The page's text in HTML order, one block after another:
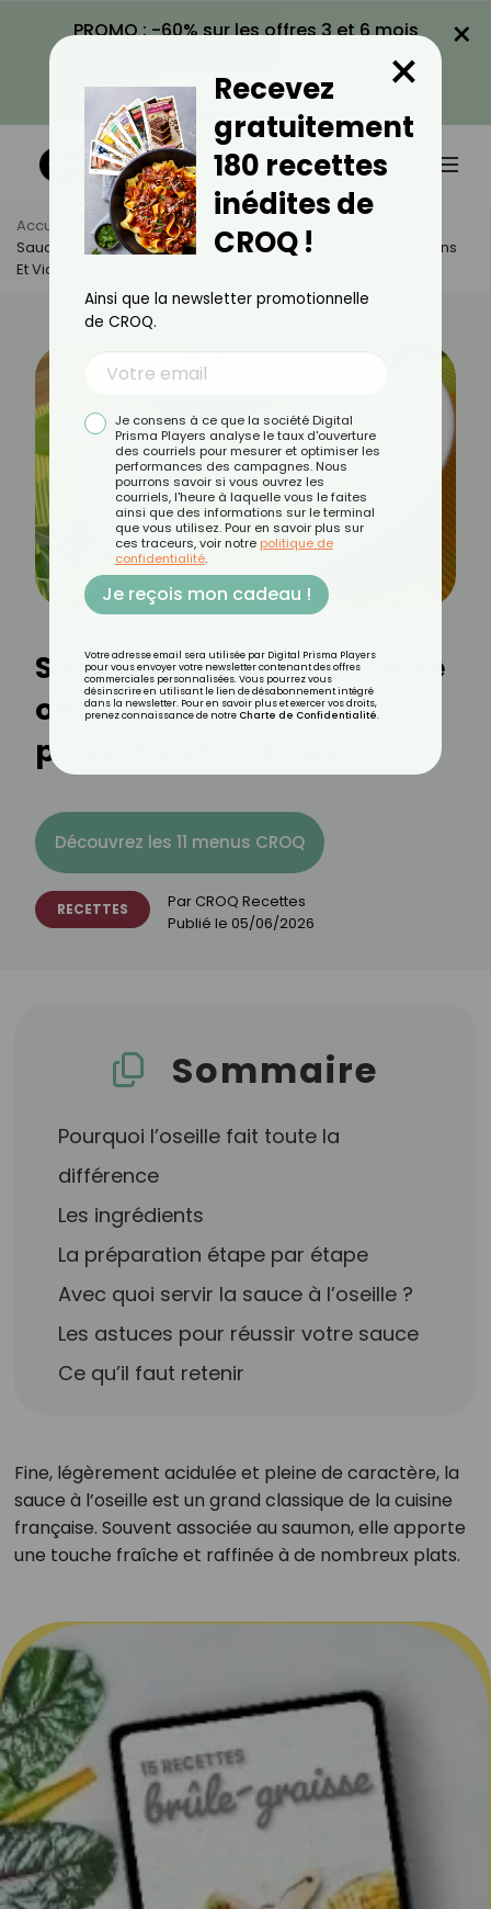
PROMO : -60% sur les offres 3 et 6 mois
VOIR LA PROMO
×
Accueil Actus
Recettes
Sauce À L’oseille : La Recette Onctueuse Qui Sublime Poissons
Et Viandes
Sauce à l’oseille : la recette
onctueuse qui sublime
poissons et viandes
Découvrez les 11 menus CROQ
RECETTES Par CROQ Recettes
Publié le 05/06/2026
Sommaire
Pourquoi l’oseille fait toute la
différence
Les ingrédients
La préparation étape par étape
Avec quoi servir la sauce à l’oseille ?
Les astuces pour réussir votre sauce
Ce qu’il faut retenir
Fine, légèrement acidulée et pleine de caractère, la
sauce à l’oseille est un grand classique de la cuisine
française. Souvent associée au saumon, elle apporte
une touche fraîche et raffinée à de nombreux plats.
Recevez
gratuitement
180 recettes
inédites de
CROQ !
×
Ainsi que la newsletter promotionnelle
de CROQ.
Je consens à ce que la société Digital
Prisma Players analyse le taux d'ouverture
des courriels pour mesurer et optimiser les
performances des campagnes. Nous
pourrons savoir si vous ouvrez les
courriels, l'heure à laquelle vous le faites
ainsi que des informations sur le terminal
que vous utilisez. Pour en savoir plus sur
ces traceurs, voir notre politique de
confidentialité.
Je reçois mon cadeau !
Votre adresse email sera utilisée par Digital Prisma Players
pour vous envoyer votre newsletter contenant des offres
commerciales personnalisées. Vous pourrez vous
désinscrire en utilisant le lien de désabonnement intégré
dans la newsletter. Pour en savoir plus et exercer vos droits,
prenez connaissance de notre Charte de Confidentialité.